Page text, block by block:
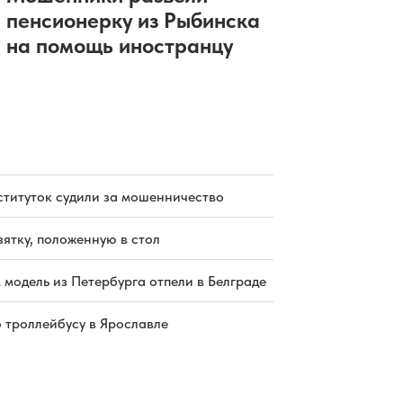
пенсионерку из Рыбинска
на помощь иностранцу
судили за мошенничество
положенную в стол
из Петербурга отпели в Белграде
троллейбусу в Ярославле